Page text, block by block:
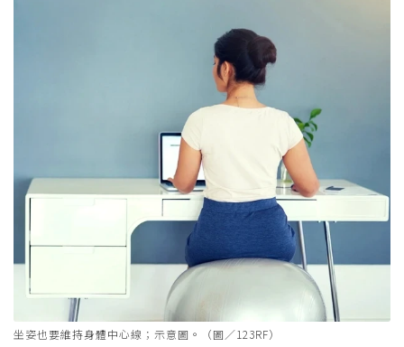
坐姿也要維持身體中心線；示意圖。（圖／123RF）